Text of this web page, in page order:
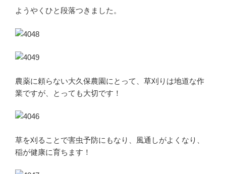
ようやくひと段落つきました。
農薬に頼らない大久保農園にとって、草刈りは地道な作
業ですが、とっても大切です！
草を刈ることで害虫予防にもなり、風通しがよくなり、
稲が健康に育ちます！